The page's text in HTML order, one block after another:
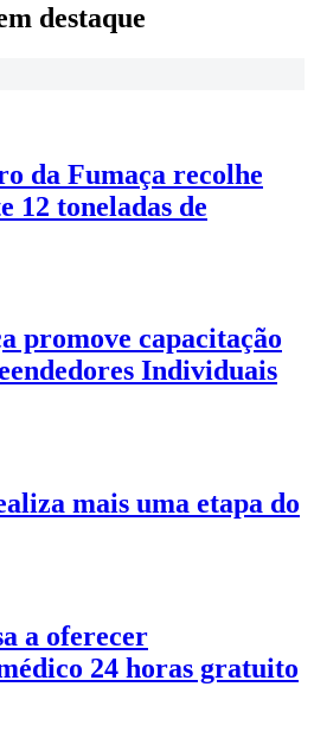
destaque
da Fumaça recolhe
12 toneladas de
promove capacitação
Individuais
mais uma etapa do
a oferecer
24 horas gratuito